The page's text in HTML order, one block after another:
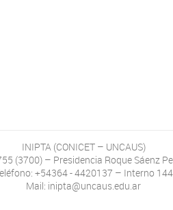
INIPTA (CONICET – UNCAUS)
(3700) – Presidencia Roque Sáenz
+54364 - 4420137 – Interno 144
Mail: inipta@uncaus.edu.ar